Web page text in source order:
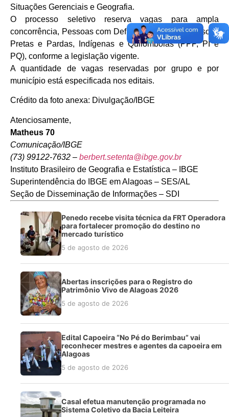
Situações Gerenciais e Geografia.
O processo seletivo reserva vagas para ampla
concorrência, Pessoas com Deficiência (PcD) e Pessoas
Pretas e Pardas, Indígenas e Quilombolas (PPP, PI e
PQ), conforme a legislação vigente.
A quantidade de vagas reservadas por grupo e por
município está especificada nos editais.
Crédito da foto anexa: Divulgação/IBGE
Atenciosamente,
Matheus 70
Comunicação/IBGE
(73) 99122-7632 – berbert.setenta@ibge.gov.br
Instituto Brasileiro de Geografia e Estatística – IBGE
Superintendência do IBGE em Alagoas – SES/AL
Seção de Disseminação de Informações – SDI
Penedo recebe visita técnica da FRT Operadora
para fortalecer promoção do destino no
mercado turístico
5 de agosto de 2026
Abertas inscrições para o Registro do
Patrimônio Vivo de Alagoas 2026
5 de agosto de 2026
Edital Capoeira “No Pé do Berimbau” vai
reconhecer mestres e agentes da capoeira em
Alagoas
5 de agosto de 2026
Casal efetua manutenção programada no
Sistema Coletivo da Bacia Leiteira